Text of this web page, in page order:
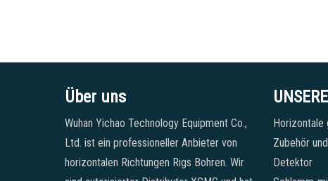
Über uns
Wuhan Yichao Technology Equipment Co.,
Ltd. ist ein professioneller Anbieter von
horizontalen Richtungen Rigs Bohren. Wir
Horizontale
Zubehör
Detektor